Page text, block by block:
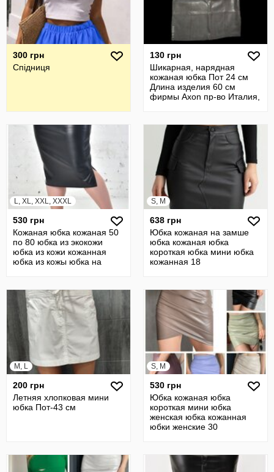
300 грн
Спідниця
130 грн
Шикарная, нарядная
кожаная юбка Пот 24 см
Длина изделия 60 см
фирмы Axon пр-во Италия,
L, XL, XXL, XXXL
530 грн
Кожаная юбка кожаная 50
по 80 юбка из экокожи
юбка из кожи кожанная
юбка из кожы юбка на
S, M
638 грн
Юбка кожаная на замше
юбка кожаная юбка
короткая юбка мини юбка
кожанная 18
M, L
200 грн
Летняя хлопковая мини
юбка Пот-43 см
S, M
530 грн
Юбка кожаная юбка
короткая мини юбка
женская юбка кожанная
юбки женские 30